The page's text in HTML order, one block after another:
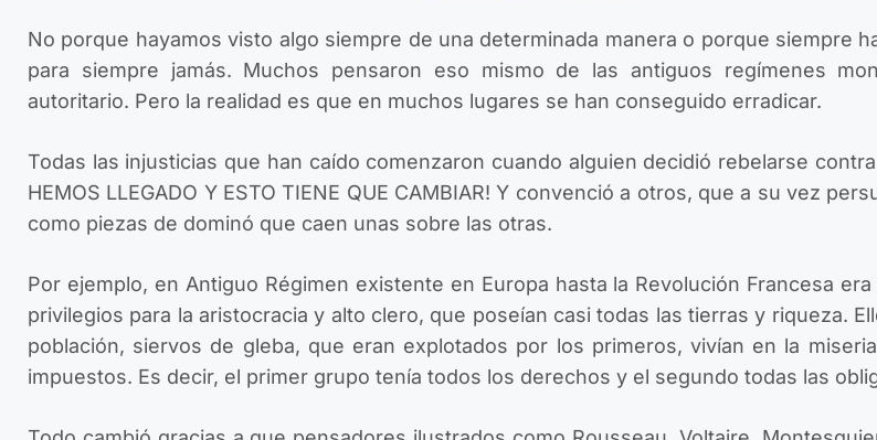
No porque hayamos visto algo siempre de una determinada manera o porque siempre
para siempre jamás. Muchos pensaron eso mismo de las antiguos regímenes
autoritario. Pero la realidad es que en muchos lugares se han conseguido erradicar.
Todas las injusticias que han caído comenzaron cuando alguien decidió rebelarse contra
HEMOS LLEGADO Y ESTO TIENE QUE CAMBIAR! Y convenció a otros, que a su vez
como piezas de dominó que caen unas sobre las otras.
Por ejemplo, en Antiguo Régimen existente en Europa hasta la Revolución Francesa
privilegios para la aristocracia y alto clero, que poseían casi todas las tierras y riqueza.
población, siervos de gleba, que eran explotados por los primeros, vivían en la
impuestos. Es decir, el primer grupo tenía todos los derechos y el segundo todas las